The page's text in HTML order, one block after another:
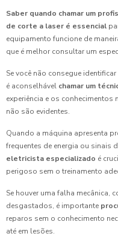
Saber quando chamar um
de corte a laser é essencial
equipamento funcione de
que é melhor consultar um
Se você não consegue
é aconselhável chamar um
experiência e os
não são evidentes.
Quando a máquina apresenta
frequentes de energia ou sinais
eletricista especializado é
perigoso sem o treinamento
Se houver uma falha mecânica,
desgastados, é importante
reparos sem o conhecimento
até em lesões.